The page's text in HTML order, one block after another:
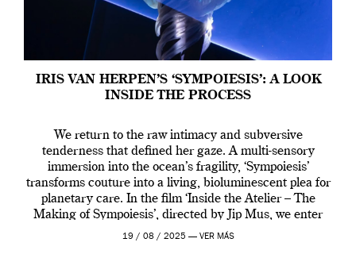
IRIS VAN HERPEN’S ‘SYMPOIESIS’: A LOOK
INSIDE THE PROCESS
We return to the raw intimacy and subversive
tenderness that defined her gaze. A multi-sensory
immersion into the ocean’s fragility, ‘Sympoiesis’
transforms couture into a living, bioluminescent plea for
planetary care. In the film ‘Inside the Atelier – The
Making of Sympoiesis’, directed by Jip Mus, we enter
the sacred space where Iris van Herpen’s […]
19 / 08 / 2025 — VER MÁS